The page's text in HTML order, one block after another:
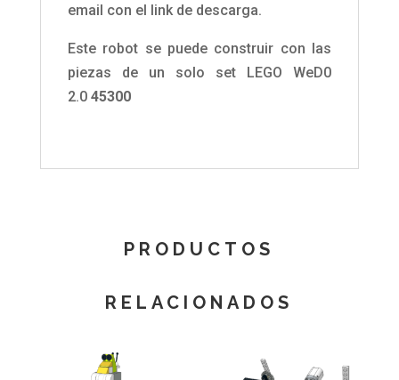
email con el link de descarga.
Este robot se puede construir con las
piezas de un solo set LEGO WeD0
2.0 45300
PRODUCTOS
RELACIONADOS